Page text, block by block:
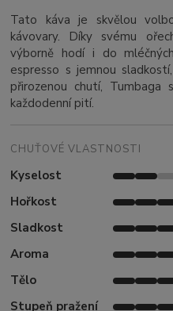
Tato káva je skvělou
kávovary. Díky svému
výborně hodí i do
espresso s jemnou
přirozenou chutí, Tumbaga
každodenní pití.
CHUŤOVÉ VLASTNOSTI
Kyselost
Hořkost
Sladkost
Aroma
Tělo
Stupeň pražení